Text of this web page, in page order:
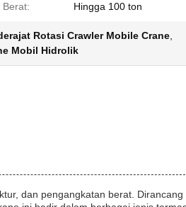
Berat: Hingga 100 ton
Rotasi Crawler Mobile Crane
Mobil Hidrolik
dan pengangkatan berat. Dirancang